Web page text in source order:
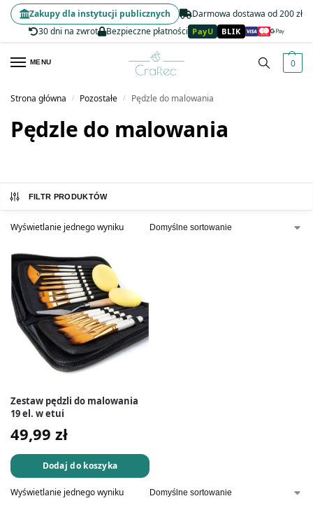
Darmowa dostawa od 200 zł
30 dni na zwrot
Bezpieczne płatności PayU BLIK
Zakupy dla instytucji publicznych
MENU 0
Strona główna / Pozostałe / Pędzle do malowania
Pędzle do malowania
FILTR PRODUKTÓW
Wyświetlanie jednego wyniku
Zestaw pędzli do malowania
19 el. w etui
49,99 zł
Dodaj do koszyka
Wyświetlanie jednego wyniku